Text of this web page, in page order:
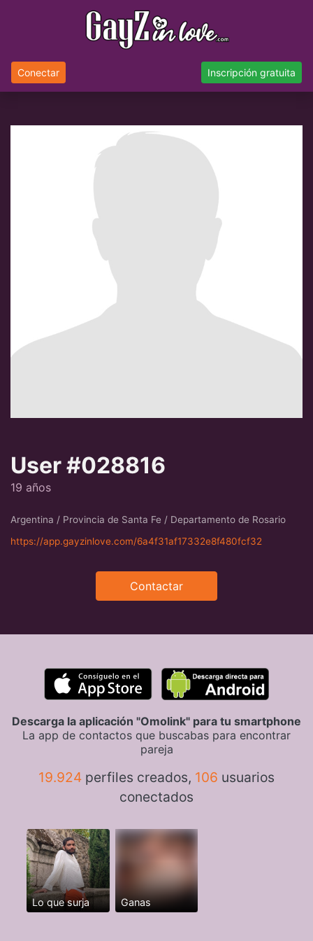
Conectar Inscripción gratuita
User #028816
19 años
Argentina / Provincia de Santa Fe / Departamento de Rosario
https://app.gayzinlove.com/6a4f31af17332e8f480fcf32
Contactar
Descarga la aplicación "Omolink" para tu smartphone
La app de contactos que buscabas para encontrar
pareja
19.924 perfiles creados, 106 usuarios
conectados
Lo que surja Ganas